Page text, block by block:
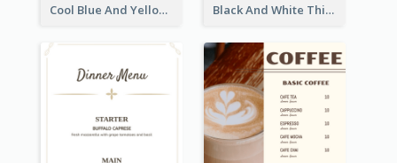
Cool Blue And Yellow Fast Food Menu Design Black And White Thick Border Catering Menu Design